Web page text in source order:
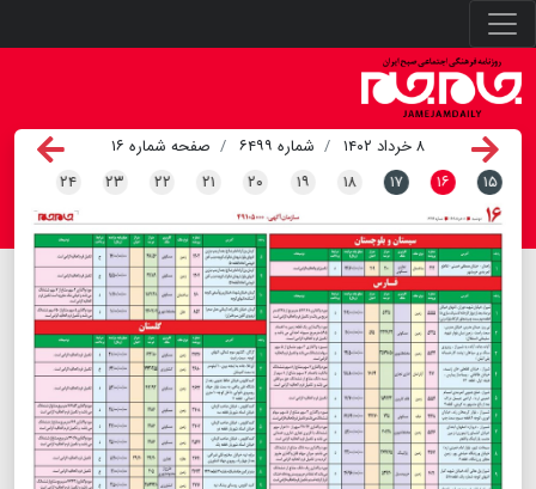
۸ خرداد ۱۴۰۲ شماره ۶۴۹۹
صفحه شماره ۱۶
۱۵ ۱۶ ۱۷ ۱۸ ۱۹ ۲۰ ۲۱ ۲۲ ۲۳ ۲۴